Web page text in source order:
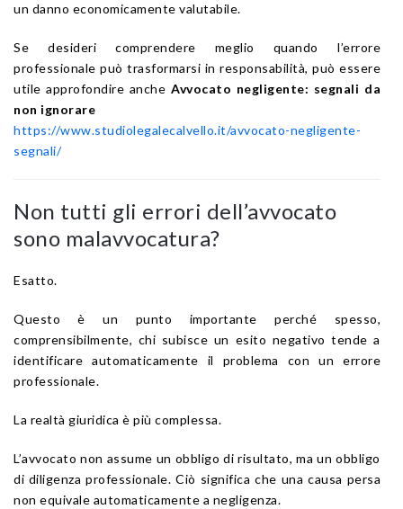
un danno economicamente valutabile.
Se desideri comprendere meglio quando l’errore
professionale può trasformarsi in responsabilità, può essere
utile approfondire anche Avvocato negligente: segnali da
non ignorare
https://www.studiolegalecalvello.it/avvocato-negligente-
segnali/
Non tutti gli errori dell’avvocato
sono malavvocatura?
Esatto.
Questo è un punto importante perché spesso,
comprensibilmente, chi subisce un esito negativo tende a
identificare automaticamente il problema con un errore
professionale.
La realtà giuridica è più complessa.
L’avvocato non assume un obbligo di risultato, ma un obbligo
di diligenza professionale. Ciò significa che una causa persa
non equivale automaticamente a negligenza.